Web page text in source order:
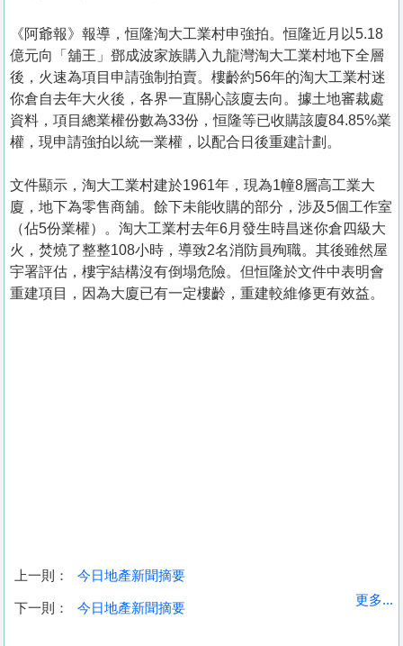
收
《阿爺報》報導，恒隆淘大工業村申強拍。恒隆近月以5.18
億元向「舖王」鄧成波家族購入九龍灣淘大工業村地下全層
後，火速為項目申請強制拍賣。樓齡約56年的淘大工業村迷
你倉自去年大火後，各界一直關心該廈去向。據土地審裁處
資料，項目總業權份數為33份，恒隆等已收購該廈84.85%業
權，現申請強拍以統一業權，以配合日後重建計劃。
文件顯示，淘大工業村建於1961年，現為1幢8層高工業大
廈，地下為零售商舖。餘下未能收購的部分，涉及5個工作室
（佔5份業權）。淘大工業村去年6月發生時昌迷你倉四級大
火，焚燒了整整108小時，導致2名消防員殉職。其後雖然屋
宇署評估，樓宇結構沒有倒塌危險。但恒隆於文件中表明會
重建項目，因為大廈已有一定樓齡，重建較維修更有效益。
上一則： 今日地產新聞摘要
下一則： 今日地產新聞摘要
更多...